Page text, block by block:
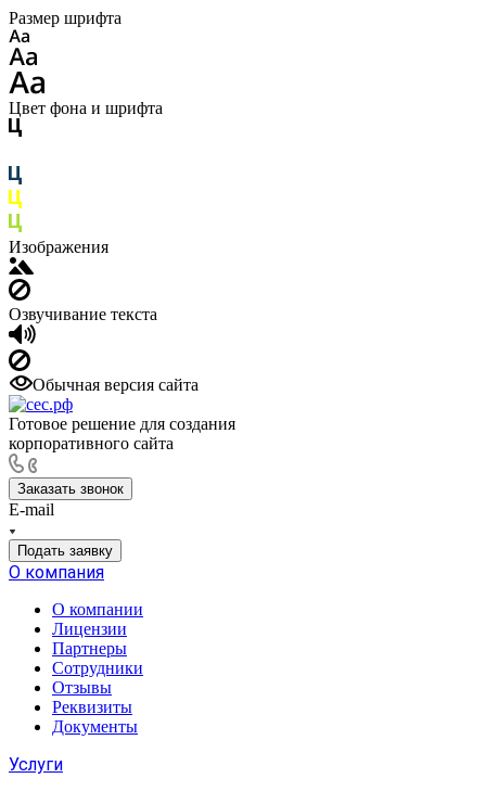
Размер шрифта
Цвет фона и шрифта
Изображения
Озвучивание текста
Обычная версия сайта
Готовое решение для создания
корпоративного сайта
Заказать звонок
E-mail
Подать заявку
О компания
О компании
Лицензии
Партнеры
Сотрудники
Отзывы
Реквизиты
Документы
Услуги